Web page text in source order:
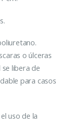
o úlceras
libera de
para casos
uso de la